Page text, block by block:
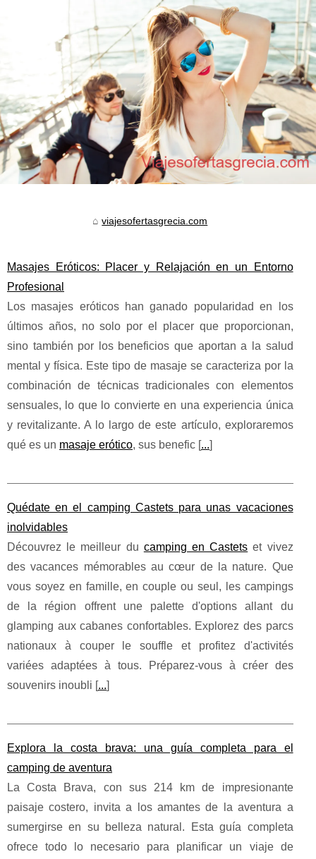
viajesofertasgrecia.com
Masajes Eróticos: Placer y Relajación en un Entorno
Profesional
Los masajes eróticos han ganado popularidad en los
últimos años, no solo por el placer que proporcionan,
sino también por los beneficios que aportan a la salud
mental y física. Este tipo de masaje se caracteriza por la
combinación de técnicas tradicionales con elementos
sensuales, lo que lo convierte en una experiencia única
y revitalizante. A lo largo de este artículo, exploraremos
qué es un masaje erótico, sus benefic [...]
Quédate en el camping Castets para unas vacaciones
inolvidables
Découvrez le meilleur du camping en Castets et vivez
des vacances mémorables au cœur de la nature. Que
vous soyez en famille, en couple ou seul, les campings
de la région offrent une palette d'options allant du
glamping aux cabanes confortables. Explorez des parcs
nationaux à couper le souffle et profitez d'activités
variées adaptées à tous. Préparez-vous à créer des
souvenirs inoubli [...]
Explora la costa brava: una guía completa para el
camping de aventura
La Costa Brava, con sus 214 km de impresionante
paisaje costero, invita a los amantes de la aventura a
sumergirse en su belleza natural. Esta guía completa
ofrece todo lo necesario para planificar un viaje de